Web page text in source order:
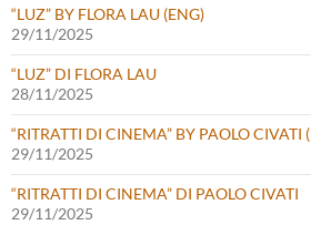
“LUZ” BY FLORA LAU (ENG)
29/11/2025
“LUZ” DI FLORA LAU
28/11/2025
“RITRATTI DI CINEMA” BY PAOLO CIVATI
29/11/2025
“RITRATTI DI CINEMA” DI PAOLO CIVATI
29/11/2025